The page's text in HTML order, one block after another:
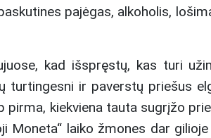
pajėgas, alkoholis,
kad išspręstų, kas turi
turtingesni ir paverstų priešus
pirma, kiekviena tauta sugrįžo
Moneta“ laiko žmones dar